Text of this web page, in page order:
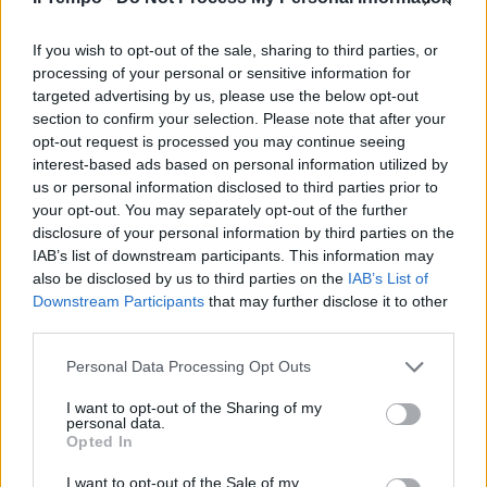
If you wish to opt-out of the sale, sharing to third parties, or
processing of your personal or sensitive information for
targeted advertising by us, please use the below opt-out
section to confirm your selection. Please note that after your
opt-out request is processed you may continue seeing
interest-based ads based on personal information utilized by
us or personal information disclosed to third parties prior to
your opt-out. You may separately opt-out of the further
disclosure of your personal information by third parties on the
IAB’s list of downstream participants. This information may
also be disclosed by us to third parties on the IAB’s List of
Downstream Participants that may further disclose it to other
Personal Data Processing Opt Outs
I want to opt-out of the Sharing of my
personal data.
Opted In
I want to opt-out of the Sale of my